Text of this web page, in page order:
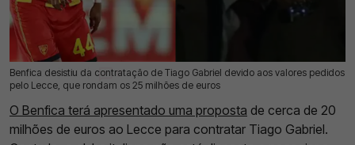
Benfica desistiu da contratação de Tiago Gabriel devido aos valores pedidos
pelo Lecce, que rondam os 25 milhões de euros
17 Jul 2026 | 12:45 | 0
O Benfica terá apresentado uma proposta de cerca de 20
milhões de euros ao Lecce para contratar Tiago Gabriel.